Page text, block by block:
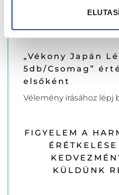
„Vékony Japán
5db/Csomag”
elsőként
Vélemény írásához lépj
FIGYELEM A
KÜLDÜNK